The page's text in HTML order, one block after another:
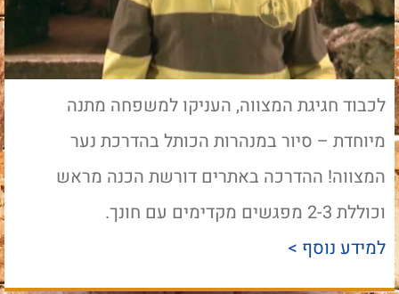
לכבוד חגיגת המצווה, העניקו למשפחה מתנה
מיוחדת – סיור במנהרות הכותל בהדרכת נער
המצווה! ההדרכה באתרים דורשת הכנה מראש
וכוללת 2-3 מפגשים מקדימים עם חונך.
למידע נוסף >